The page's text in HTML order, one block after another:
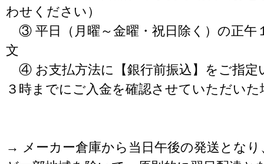
わせください）
③ 平日（月曜～金曜・祝日除く）の正午
文
④ お支払方法に【銀行前振込】をご指定
３時までにご入金を確認させていただいた
→ メーカー倉庫から当日午後の発送となり